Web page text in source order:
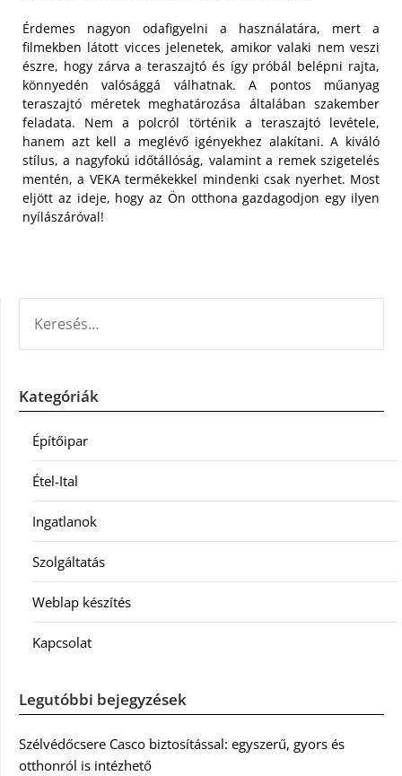
Érdemes nagyon odafigyelni a használatára, mert a
filmekben látott vicces jelenetek, amikor valaki nem veszi
észre, hogy zárva a teraszajtó és így próbál belépni rajta,
könnyedén valósággá válhatnak. A pontos műanyag
teraszajtó méretek meghatározása általában szakember
feladata. Nem a polcról történik a teraszajtó levétele,
hanem azt kell a meglévő igényekhez alakítani. A kiváló
stílus, a nagyfokú időtállóság, valamint a remek szigetelés
mentén, a VEKA termékekkel mindenki csak nyerhet. Most
eljött az ideje, hogy az Ön otthona gazdagodjon egy ilyen
nyílászáróval!
Kategóriák
Építőipar
Étel-Ital
Ingatlanok
Szolgáltatás
Weblap készítés
Kapcsolat
Legutóbbi bejegyzések
Szélvédőcsere Casco biztosítással: egyszerű, gyors és
otthonról is intézhető